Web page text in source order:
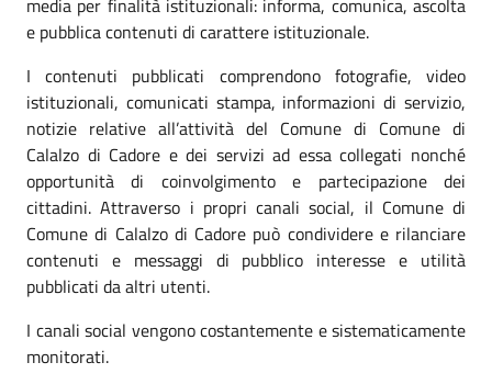
e pubblica contenuti di carattere istituzionale.
I contenuti pubblicati comprendono fotografie, video
istituzionali, comunicati stampa, informazioni di servizio,
notizie relative all’attività del Comune di Comune di
Calalzo di Cadore e dei servizi ad essa collegati nonché
opportunità di coinvolgimento e partecipazione dei
cittadini. Attraverso i propri canali social, il Comune di
Comune di Calalzo di Cadore può condividere e rilanciare
contenuti e messaggi di pubblico interesse e utilità
pubblicati da altri utenti.
I canali social vengono costantemente e sistematicamente
monitorati.